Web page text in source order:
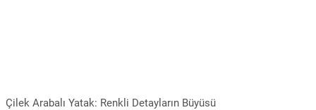
Çilek Arabalı Yatak: Renkli Detayların Büyüsü